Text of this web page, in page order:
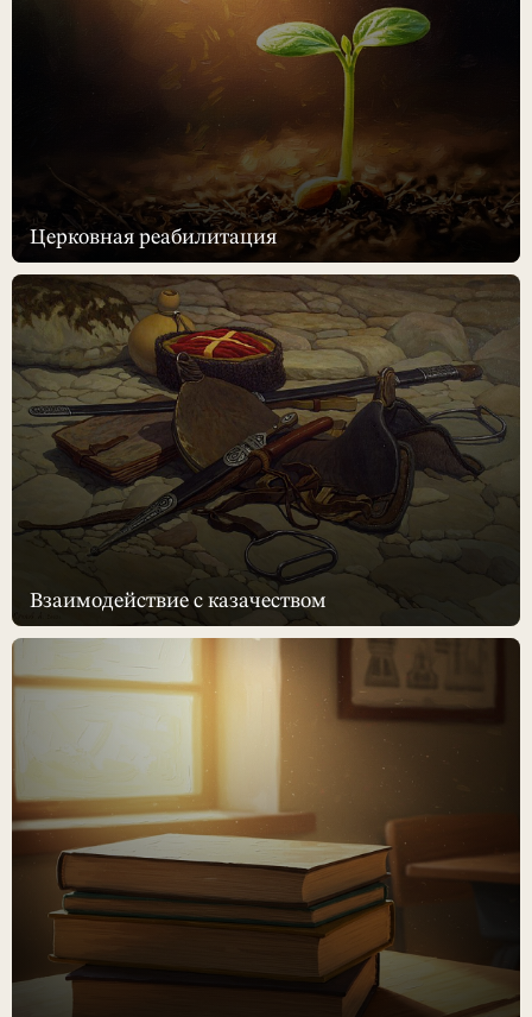
Церковная реабилитация
Взаимодействие с казачеством